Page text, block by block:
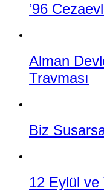
’96
Alman
Travması
Biz
12 Eylül ve